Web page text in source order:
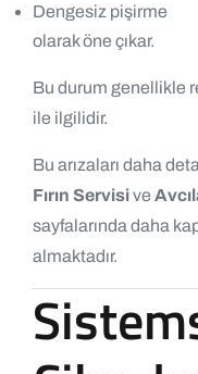
Dengesiz pişirme
olarak öne çıkar.
Bu durum genellikle
ile ilgilidir.
Bu arızaları daha
Fırın Servisive
sayfalarında daha
almaktadır.